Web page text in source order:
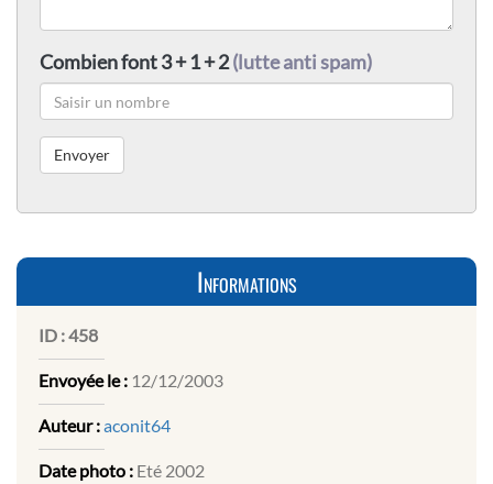
Combien font 3 + 1 + 2(lutte anti spam)
Informations
ID :458
Envoyée le : 12/12/2003
Auteur :aconit64
Date photo : Eté 2002